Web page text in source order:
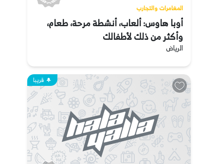
المغامرات والتجارب
أوبا هاوس: ألعاب، أنشطة مرحة، طعام،
وأكثر من ذلك لأطفالك
الرياض
قريبا